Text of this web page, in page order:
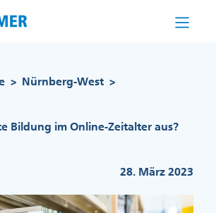
> Nürnberg-West >
Bildung im Online-Zeitalter aus?
28. März 2023